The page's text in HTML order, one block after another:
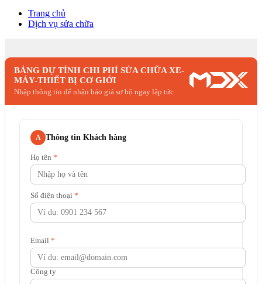
Trang chủ
Dịch vụ sửa chữa
BẢNG DỰ TÍNH CHI PHÍ SỬA CHỮA XE-
MÁY-THIẾT BỊ CƠ GIỚI
Nhập thông tin để nhận báo giá sơ bộ ngay lập tức
A Thông tin Khách hàng
Họ tên *
Số điện thoại *
Email *
Công ty